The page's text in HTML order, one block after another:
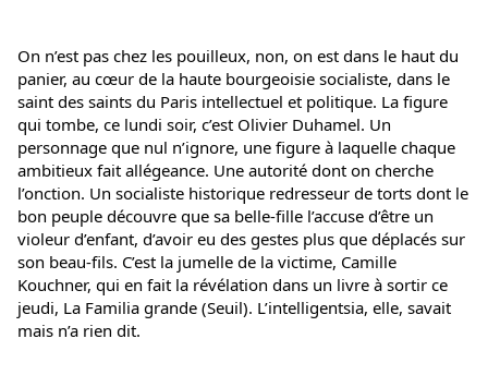
On n’est pas chez les pouilleux, non, on est dans le haut du
panier, au cœur de la haute bourgeoisie socialiste, dans le
saint des saints du Paris intellectuel et politique. La figure
qui tombe, ce lundi soir, c’est Olivier Duhamel. Un
personnage que nul n’ignore, une figure à laquelle chaque
ambitieux fait allégeance. Une autorité dont on cherche
l’onction. Un socialiste historique redresseur de torts dont le
bon peuple découvre que sa belle-fille l’accuse d’être un
violeur d’enfant, d’avoir eu des gestes plus que déplacés sur
son beau-fils. C’est la jumelle de la victime, Camille
Kouchner, qui en fait la révélation dans un livre à sortir ce
jeudi, La Familia grande (Seuil). L’intelligentsia, elle, savait
mais n’a rien dit.